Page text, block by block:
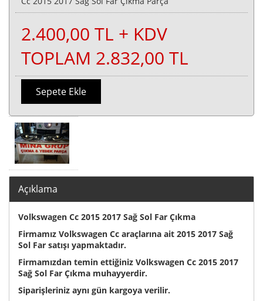
2.400,00 TL + KDV
TOPLAM 2.832,00 TL
Sepete Ekle
Açıklama
Volkswagen Cc 2015 2017 Sağ Sol Far Çıkma
Firmamız Volkswagen Cc araçlarına ait 2015 2017 Sağ
Sol Far satışı yapmaktadır.
Firmamızdan temin ettiğiniz Volkswagen Cc 2015 2017
Sağ Sol Far Çıkma muhayyerdir.
Siparişleriniz aynı gün kargoya verilir.